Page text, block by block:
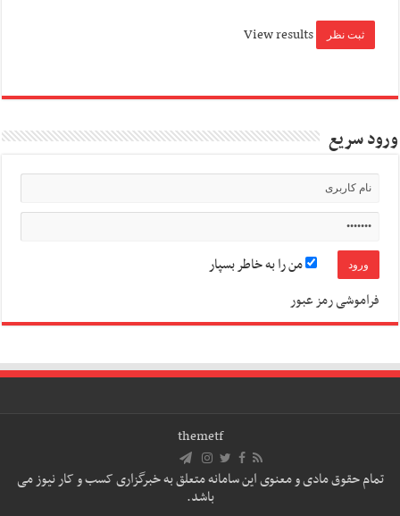
View results
ورود سریع
من را به خاطر بسپار
فراموشی رمز عبور
themetf
تمام حقوق مادی و معنوی این سامانه متعلق به خبرگزاری کسب و کار نیوز می
باشد.